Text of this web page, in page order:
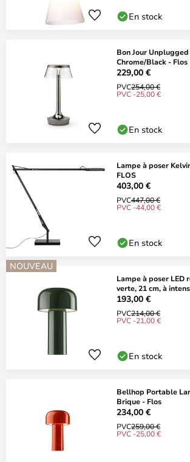
En stock
Bon Jour
Chrome/Black - Flos
229,00 €
PVC254,00 €
PVC -25,00 €
En stock
Lampe à poser
FLOS
403,00 €
PVC447,00 €
PVC -44,00 €
En stock
NOUVEAU
Lampe à poser LED
verte, 21 cm, à
193,00 €
PVC214,00 €
PVC -21,00 €
En stock
Bellhop Portable
Brique - Flos
234,00 €
PVC259,00 €
PVC -25,00 €